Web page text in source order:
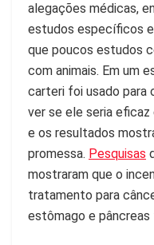
alegações médicas,
estudos específicos
que poucos estudos
com animais. Em um
carteri foi usado para
ver se ele seria
e os resultados
promessa. Pesquisas
mostraram que o
tratamento para
estômago e pâncreas